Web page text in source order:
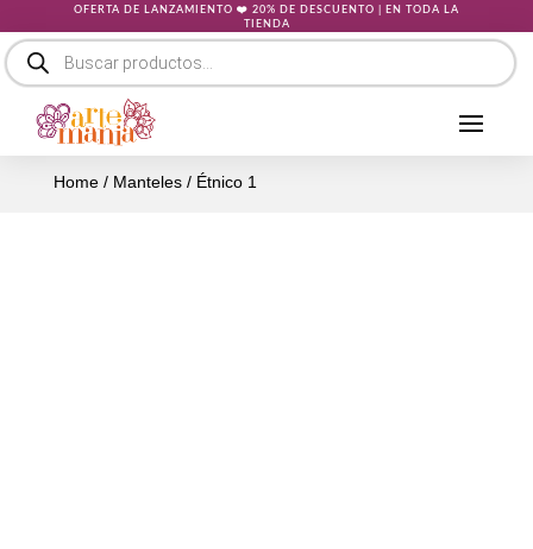
OFERTA DE LANZAMIENTO ❤️ 20% DE DESCUENTO | EN TODA LA
TIENDA
Búsqueda
productos
Home/ Manteles/ Étnico 1